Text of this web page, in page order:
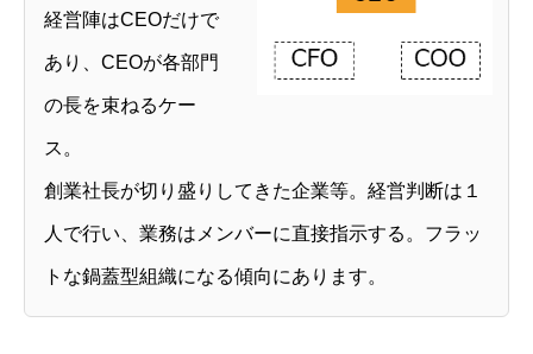
経営陣はCEOだけで
あり、CEOが各部門
の長を束ねるケー
ス。
創業社長が切り盛りしてきた企業等。経営判断は１
人で行い、業務はメンバーに直接指示する。フラッ
トな鍋蓋型組織になる傾向にあります。